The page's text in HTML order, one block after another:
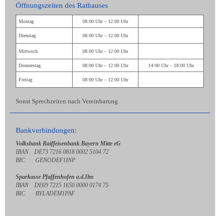
Öffnungszeiten des Rathauses
Montag 08:00 Uhr – 12:00 Uhr
Dienstag 08:00 Uhr – 12:00 Uhr
Mittwoch 08:00 Uhr – 12:00 Uhr
Donnerstag 08:00 Uhr – 12:00 Uhr 14:00 Uhr – 18:00 Uhr
Freitag 08:00 Uhr – 12:00 Uhr
Sonst Sprechzeiten nach Vereinbarung
Bankverbindungen:
Volksbank Raiffeisenbank Bayern Mitte eG
IBAN DE73 7216 0818 0002 5104 72
BIC GENODEF1INP
Sparkasse Pfaffenhofen a.d.Ilm
IBAN DE69 7215 1650 0000 0174 75
BIC BYLADEM1PAF